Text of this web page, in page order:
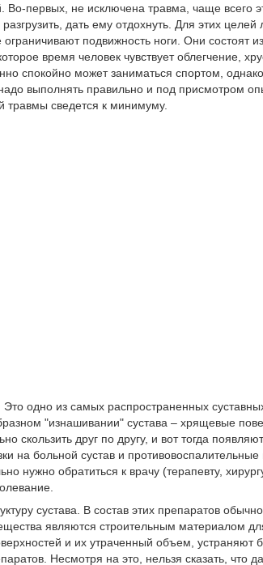
Во-первых, не исключена травма, чаще всего
дать ему отдохнуть. Для этих целей
подвижность ноги. Они состоят
время человек чувствует облегчение,
спокойно может заниматься спортом,
выполнять правильно и под присмотром
травмы сведется к минимуму.
Это одно из самых распространенных
"изнашивании" сустава – хрящевые
скользить друг по другу, и вот тогда
на больной сустав и
нужно обратиться к врачу (терапевту,
сустава. В состав этих препаратов
являются строительным материалом
и их утраченный объем, устраняют
Несмотря на это, нельзя сказать, что